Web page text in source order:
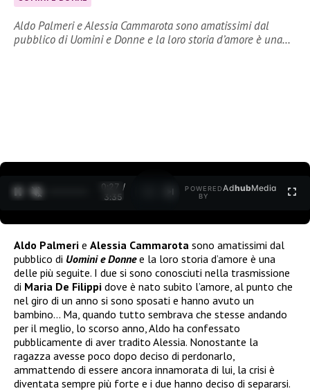
Aldo Palmeri e Alessia Cammarota sono amatissimi dal
pubblico di Uomini e Donne e la loro storia d’amore è una…
0:27 /
3:35
POWERED
BY
AdhubMedia
Aldo Palmeri e Alessia Cammarota sono amatissimi dal
pubblico di Uomini e Donnee la loro storia d’amore è una
delle più seguite. I due si sono conosciuti nella trasmissione
di Maria De Filippi dove è nato subito l’amore, al punto che
nel giro di un anno si sono sposati e hanno avuto un
bambino… Ma, quando tutto sembrava che stesse andando
per il meglio, lo scorso anno, Aldo ha confessato
pubblicamente di aver tradito Alessia. Nonostante la
ragazza avesse poco dopo deciso di perdonarlo,
ammattendo di essere ancora innamorata di lui, la crisi è
diventata sempre più forte e i due hanno deciso di separarsi.